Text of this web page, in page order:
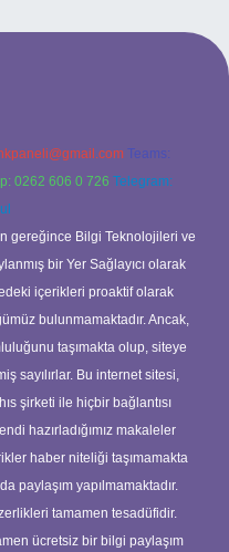
Teams:
0262 606 0 726 Telegram:
gereğince Bilgi Teknolojileri ve
bir Yer Sağlayıcı olarak
içerikleri proaktif olarak
bulunmamaktadır. Ancak,
taşımakta olup, siteye
sayılırlar. Bu internet sitesi,
şirketi ile hiçbir bağlantısı
hazırladığımız makaleler
haber niteliği taşımamakta
paylaşım yapılmamaktadır.
tamamen tesadüfidir.
ücretsiz bir bilgi paylaşım